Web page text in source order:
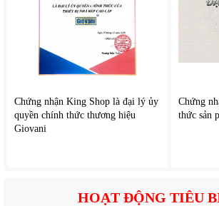
Chứng nhận King Shop là đại lý ủy
quyền chính thức thương hiệu
Giovani
Chứng
thức sản
HOẠT ĐỘNG TIÊU